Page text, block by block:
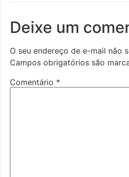
Deixe um
O seu endereço de e-mail não
Campos obrigatórios são
Comentário *